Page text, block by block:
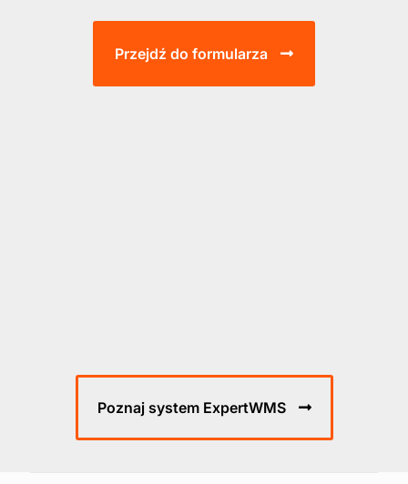
Przejdź do formularza
Poznaj system ExpertWMS